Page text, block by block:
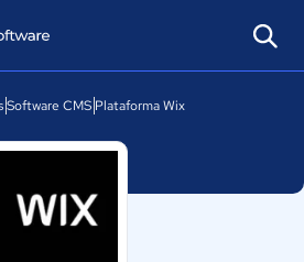
Software CMS Plataforma Wix